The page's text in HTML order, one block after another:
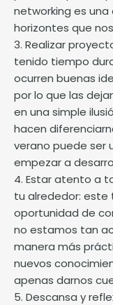
networking es
horizontes que
3. Realizar
tenido tiempo
ocurren buenas
por lo que las
en una simple
hacen
verano puede ser
empezar a
4. Estar atento a
tu alrededor: este
oportunidad de
no estamos tan
manera más
nuevos
apenas darnos
5. Descansa y